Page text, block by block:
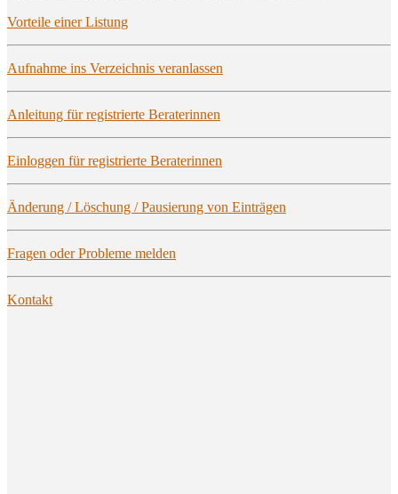
Vor­tei­le einer Listung
Auf­nah­me ins Ver­zeich­nis veranlassen
Anlei­tung für regis­trier­te Beraterinnen
Ein­log­gen für regis­trier­te Beraterinnen
Ände­rung / Löschung / Pau­sie­rung von Einträgen
Fra­gen oder Pro­ble­me melden
Kon­takt